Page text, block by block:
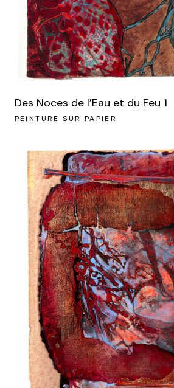
Des Noces de l’Eau et du Feu 1
PEINTURE SUR PAPIER